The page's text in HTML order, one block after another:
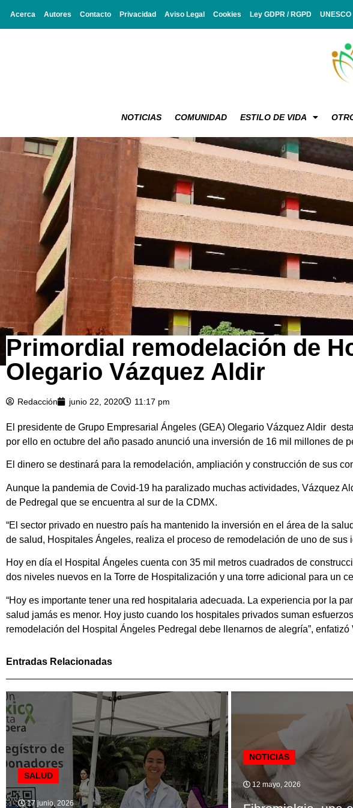
Acerca Autores Contacto Privacidad Aviso Legal Cookies Ley GDPR / RGPD UNESCO
NOTICIAS COMUNIDAD ESTILO DE VIDA
Primordial remodelación de
Olegario Vázquez Aldir
Redacción junio 22, 2020 11:17 pm
El presidente de Grupo Empresarial Ángeles (GEA) Olegario Vázquez Aldir
por ello en octubre del año pasado anunció una inversión de 16 mil millones de
El dinero se destinará para la remodelación, ampliación y construcción de sus
Aunque la pandemia de Covid-19 ha paralizado muchas actividades, Vázquez
de Pedregal que se encuentra al sur de la CDMX.
“El sector privado en nuestro país ha mantenido la inversión en el área de la
de salud, Hospitales Ángeles, realiza el proceso de remodelación de uno de
Hoy en día el Hospital Ángeles cuenta con 35 mil metros cuadrados de
dos niveles nuevos en la Torre de Hospitalización y una torre adicional para un
“Hoy es importante tener una red hospitalaria adecuada. La experiencia por la
salud jamás es menor. Hoy justo cuando los hospitales privados suman
remodelación del Hospital Ángeles Pedregal debe llenarnos de alegría”, enfatizó
Entradas Relacionadas
SALUD
17 junio, 2026
NOTICIAS
12 mayo, 2026